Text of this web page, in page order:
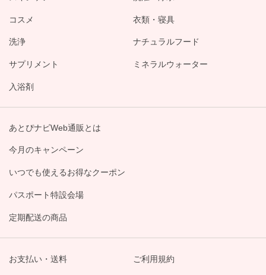
コスメ
洗浄
サプリメント
入浴剤
衣類・寝具
ナチュラルフード
ミネラルウォーター
あとぴナビWeb通販とは
今月のキャンペーン
いつでも使えるお得なクーポン
パスポート特設会場
定期配送の商品
お支払い・送料 ご利用規約